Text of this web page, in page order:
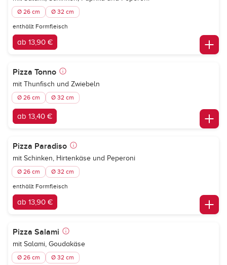
Ø 26 cm Ø 32 cm
enthällt Formfleisch
ab 13,90 €
Pizza Tonno
mit Thunfisch und Zwiebeln
Ø 26 cm Ø 32 cm
ab 13,40 €
Pizza Paradiso
mit Schinken, Hirtenkäse und Peperoni
Ø 26 cm Ø 32 cm
enthällt Formfleisch
ab 13,90 €
Pizza Salami
mit Salami, Goudakäse
Ø 26 cm Ø 32 cm